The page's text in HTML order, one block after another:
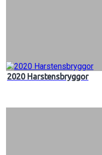
2020 Harstensbryggor